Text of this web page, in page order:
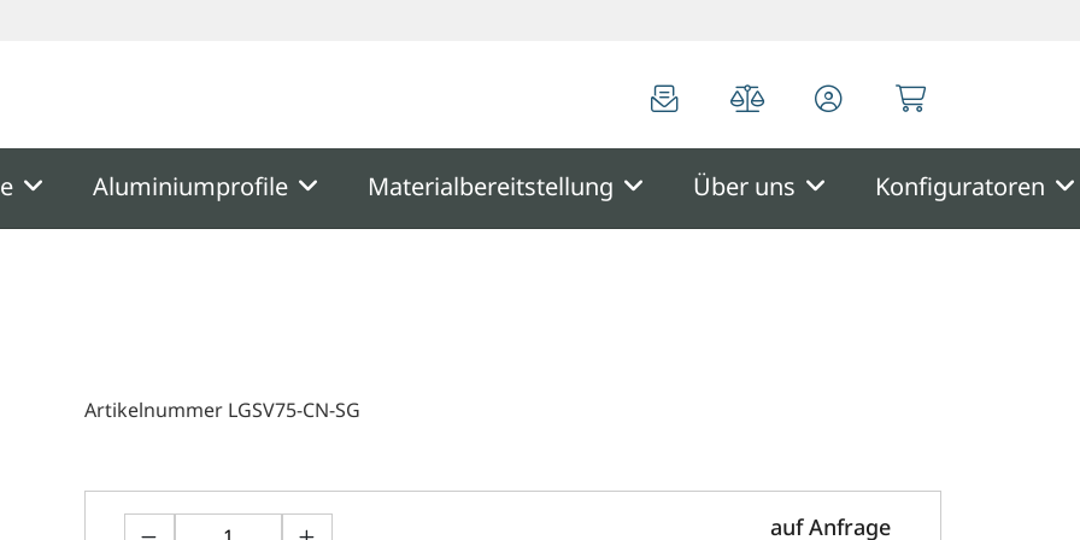
Aluminiumprofile Materialbereitstellung Über uns Konfiguratoren
Artikelnummer LGSV75-CN-SG
auf Anfrage